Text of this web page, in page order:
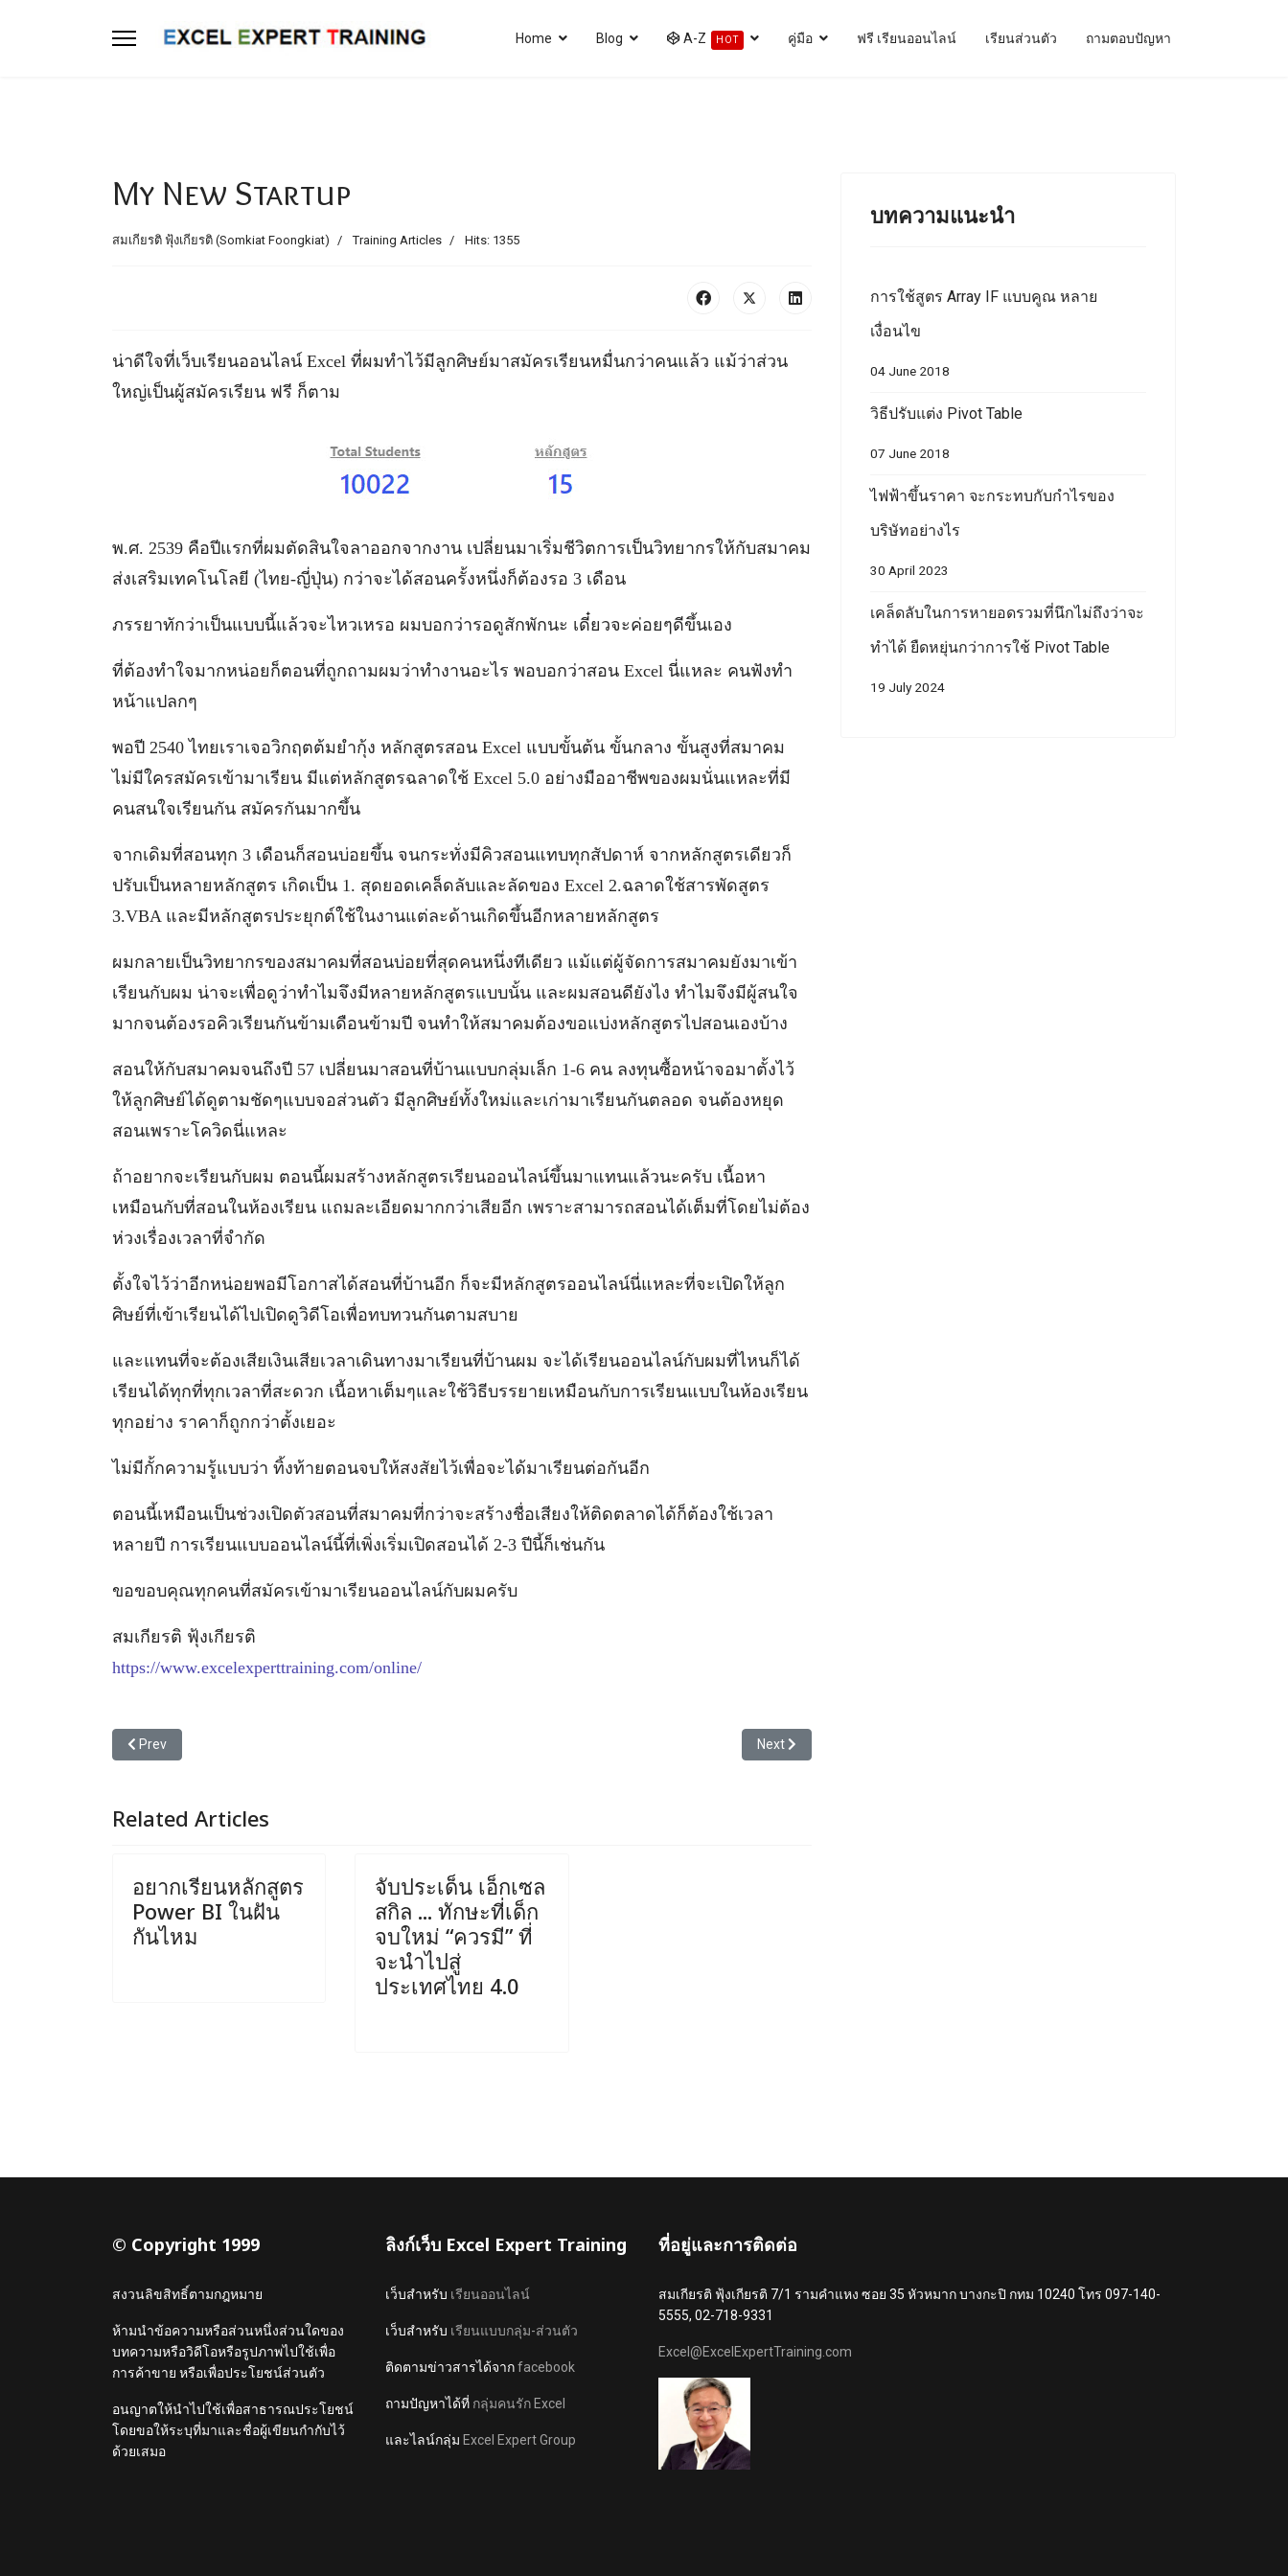
Home Blog A-Z HOT คู่มือ ฟรี เรียนออนไลน์ เรียนส่วนตัว ถามตอบปัญหา
My New Startup
สมเกียรติ ฟุ้งเกียรติ (Somkiat Foongkiat) Training Articles Hits: 1355
น่าดีใจที่เว็บเรียนออนไลน์ Excel ที่ผมทำไว้มีลูกศิษย์มาสมัครเรียนหมื่นกว่าคนแล้ว แม้ว่าส่วน
ใหญ่เป็นผู้สมัครเรียน ฟรี ก็ตาม
พ.ศ. 2539 คือปีแรกที่ผมตัดสินใจลาออกจากงาน เปลี่ยนมาเริ่มชีวิตการเป็นวิทยากรให้กับสมาคม
ส่งเสริมเทคโนโลยี (ไทย-ญี่ปุ่น) กว่าจะได้สอนครั้งหนึ่งก็ต้องรอ 3 เดือน
ภรรยาทักว่าเป็นแบบนี้แล้วจะไหวเหรอ ผมบอกว่ารอดูสักพักนะ เดี๋ยวจะค่อยๆดีขึ้นเอง
ที่ต้องทำใจมากหน่อยก็ตอนที่ถูกถามผมว่าทำงานอะไร พอบอกว่าสอน Excel นี่แหละ คนฟังทำ
หน้าแปลกๆ
พอปี 2540 ไทยเราเจอวิกฤตต้มยำกุ้ง หลักสูตรสอน Excel แบบขั้นต้น ขั้นกลาง ขั้นสูงที่สมาคม
ไม่มีใครสมัครเข้ามาเรียน มีแต่หลักสูตรฉลาดใช้ Excel 5.0 อย่างมืออาชีพของผมนั่นแหละที่มี
คนสนใจเรียนกัน สมัครกันมากขึ้น
จากเดิมที่สอนทุก 3 เดือนก็สอนบ่อยขึ้น จนกระทั่งมีคิวสอนแทบทุกสัปดาห์ จากหลักสูตรเดียวก็
ปรับเป็นหลายหลักสูตร เกิดเป็น 1. สุดยอดเคล็ดลับและลัดของ Excel 2.ฉลาดใช้สารพัดสูตร
3.VBA และมีหลักสูตรประยุกต์ใช้ในงานแต่ละด้านเกิดขึ้นอีกหลายหลักสูตร
ผมกลายเป็นวิทยากรของสมาคมที่สอนบ่อยที่สุดคนหนึ่งทีเดียว แม้แต่ผู้จัดการสมาคมยังมาเข้า
เรียนกับผม น่าจะเพื่อดูว่าทำไมจึงมีหลายหลักสูตรแบบนั้น และผมสอนดียังไง ทำไมจึงมีผู้สนใจ
มากจนต้องรอคิวเรียนกันข้ามเดือนข้ามปี จนทำให้สมาคมต้องขอแบ่งหลักสูตรไปสอนเองบ้าง
สอนให้กับสมาคมจนถึงปี 57 เปลี่ยนมาสอนที่บ้านแบบกลุ่มเล็ก 1-6 คน ลงทุนซื้อหน้าจอมาตั้งไว้
ให้ลูกศิษย์ได้ดูตามชัดๆแบบจอส่วนตัว มีลูกศิษย์ทั้งใหม่และเก่ามาเรียนกันตลอด จนต้องหยุด
สอนเพราะโควิดนี่แหละ
ถ้าอยากจะเรียนกับผม ตอนนี้ผมสร้างหลักสูตรเรียนออนไลน์ขึ้นมาแทนแล้วนะครับ เนื้อหา
เหมือนกับที่สอนในห้องเรียน แถมละเอียดมากกว่าเสียอีก เพราะสามารถสอนได้เต็มที่โดยไม่ต้อง
ห่วงเรื่องเวลาที่จำกัด
ตั้งใจไว้ว่าอีกหน่อยพอมีโอกาสได้สอนที่บ้านอีก ก็จะมีหลักสูตรออนไลน์นี่แหละที่จะเปิดให้ลูก
ศิษย์ที่เข้าเรียนได้ไปเปิดดูวิดีโอเพื่อทบทวนกันตามสบาย
และแทนที่จะต้องเสียเงินเสียเวลาเดินทางมาเรียนที่บ้านผม จะได้เรียนออนไลน์กับผมที่ไหนก็ได้
เรียนได้ทุกที่ทุกเวลาที่สะดวก เนื้อหาเต็มๆและใช้วิธีบรรยายเหมือนกับการเรียนแบบในห้องเรียน
ทุกอย่าง ราคาก็ถูกกว่าตั้งเยอะ
ไม่มีกั้กความรู้แบบว่า ทิ้งท้ายตอนจบให้สงสัยไว้เพื่อจะได้มาเรียนต่อกันอีก
ตอนนี้เหมือนเป็นช่วงเปิดตัวสอนที่สมาคมที่กว่าจะสร้างชื่อเสียงให้ติดตลาดได้ก็ต้องใช้เวลา
หลายปี การเรียนแบบออนไลน์นี้ที่เพิ่งเริ่มเปิดสอนได้ 2-3 ปีนี้ก็เช่นกัน
ขอขอบคุณทุกคนที่สมัครเข้ามาเรียนออนไลน์กับผมครับ
สมเกียรติ ฟุ้งเกียรติ
https://www.excelexperttraining.com/online/
Previous article: ... จะมาเรียนเต็มห้องไหมเนี่ย
Prev Next article: ว่าด้วยเรื่อง ศรัทธา
Next
Related Articles
อยากเรียนหลักสูตร
Power BI ในฝัน
กันไหม
จับประเด็น เอ็กเซล
สกิล ... ทักษะที่เด็ก
จบใหม่ “ควรมี” ที่
จะนำไปสู่
ประเทศไทย 4.0
บทความแนะนำ
การใช้สูตร Array IF แบบคูณ หลาย
เงื่อนไข
04 June 2018
วิธีปรับแต่ง Pivot Table
07 June 2018
ไฟฟ้าขึ้นราคา จะกระทบกับกำไรของ
บริษัทอย่างไร
30 April 2023
เคล็ดลับในการหายอดรวมที่นึกไม่ถึงว่าจะ
ทำได้ ยืดหยุ่นกว่าการใช้ Pivot Table
19 July 2024
© Copyright 1999
สงวนลิขสิทธิ์ตามกฎหมาย
ห้ามนำข้อความหรือส่วนหนึ่งส่วนใดของ
บทความหรือวิดีโอหรือรูปภาพไปใช้เพื่อ
การค้าขาย หรือเพื่อประโยชน์ส่วนตัว
อนญาตให้นำไปใช้เพื่อสาธารณประโยชน์
โดยขอให้ระบุที่มาและชื่อผู้เขียนกำกับไว้
ด้วยเสมอ
ลิงก์เว็บ Excel Expert Training
เว็บสำหรับ เรียนออนไลน์
เว็บสำหรับ เรียนแบบกลุ่ม-ส่วนตัว
ติดตามข่าวสารได้จากfacebook
ถามปัญหาได้ที่ กลุ่มคนรัก Excel
และไลน์กลุ่ม Excel Expert Group
ที่อยู่และการติดต่อ
สมเกียรติ ฟุ้งเกียรติ 7/1 รามคำแหง ซอย 35 หัวหมาก บางกะปิ กทม 10240 โทร 097-140-
5555, 02-718-9331
Excel@ExcelExpertTraining.com